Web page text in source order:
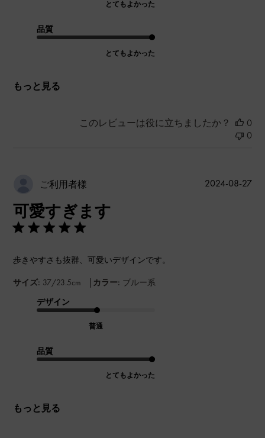
とてもよかった
品質
とてもよかった
もっと見る
このレビューは役に立ちましたか？
0
0
ご利用者様
可愛すぎます
歩きやすさも抜群、可愛いデザインです。
サイズ: 37/23.5cm | カラー: ブルー系
デザイン
普通
品質
とてもよかった
もっと見る
公
2024-08-27